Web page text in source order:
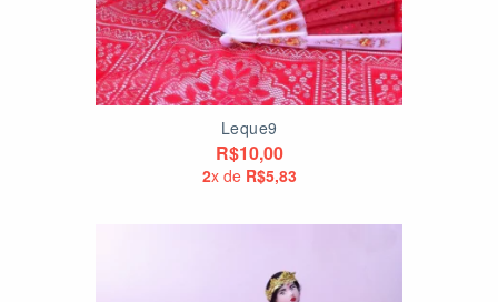
Leque9
R$10,00
2x de R$5,83